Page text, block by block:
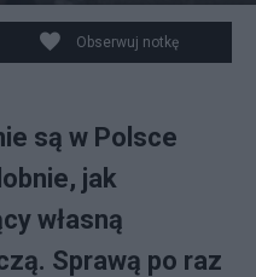
Obserwuj notkę
są w Polsce
jak
własną
Sprawą po raz